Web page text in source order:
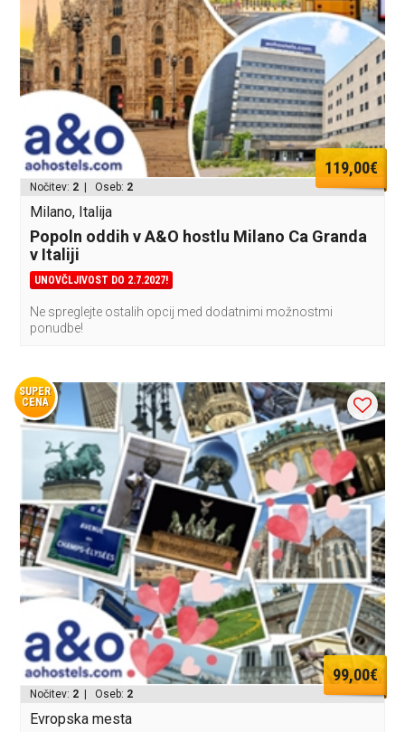
119,00€
Nočitev: 2 | Oseb: 2
Milano, Italija
Popoln oddih v A&O hostlu Milano Ca Granda
v Italiji
UNOVČLJIVOST DO 2.7.2027!
Ne spreglejte ostalih opcij med dodatnimi možnostmi
ponudbe!
SUPER
CENA
99,00€
Nočitev: 2 | Oseb: 2
Evropska mesta